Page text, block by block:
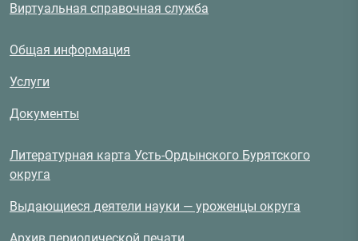
Виртуальная справочная служба
Общая информация
Услуги
Документы
Литературная карта Усть-Ордынского Бурятского
округа
Выдающиеся деятели науки — уроженцы округа